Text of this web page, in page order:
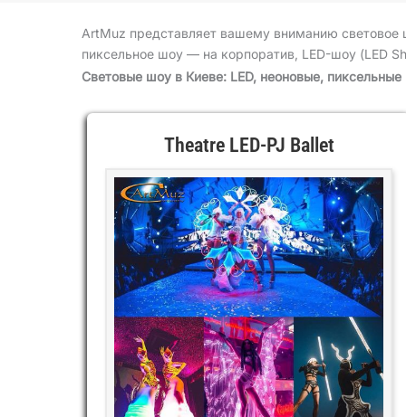
ArtMuz представляет вашему вниманию
пиксельное шоу — на корпоратив, LED-шоу (LED
Световые шоу в Киеве: LED, неоновые,
Theatre LED-PJ Ballet